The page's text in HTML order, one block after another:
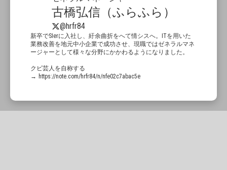
古橋弘信（ふらふら）
@hrfr84
新卒でSIerに入社し、紆余曲折をへて情シスへ。ITを用いた
業務改善を地元中小企業で成功させ、現職ではゼネラルマネ
ージャーとして様々な分野にかかわるようになりました。
クビ芸人を自称する
→ https://note.com/hrfr84/n/nfe02c7abac5e